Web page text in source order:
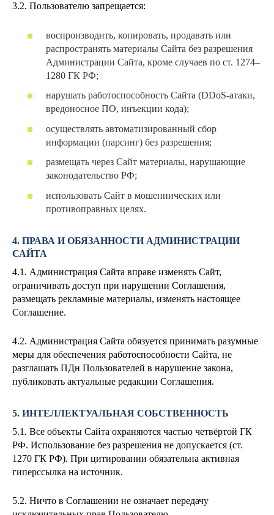
3.2. Пользователю запрещается:
воспроизводить, копировать, продавать или
распространять материалы Сайта без разрешения
Администрации Сайта, кроме случаев по ст. 1274–
1280 ГК РФ;
нарушать работоспособность Сайта (DDoS-атаки,
вредоносное ПО, инъекции кода);
осуществлять автоматизированный сбор
информации (парсинг) без разрешения;
размещать через Сайт материалы, нарушающие
законодательство РФ;
использовать Сайт в мошеннических или
противоправных целях.
4. ПРАВА И ОБЯЗАННОСТИ АДМИНИСТРАЦИИ
САЙТА
4.1. Администрация Сайта вправе изменять Сайт,
ограничивать доступ при нарушении Соглашения,
размещать рекламные материалы, изменять настоящее
Соглашение.
4.2. Администрация Сайта обязуется принимать разумные
меры для обеспечения работоспособности Сайта, не
разглашать ПДн Пользователей в нарушение закона,
публиковать актуальные редакции Соглашения.
5. ИНТЕЛЛЕКТУАЛЬНАЯ СОБСТВЕННОСТЬ
5.1. Все объекты Сайта охраняются частью четвёртой ГК
РФ. Использование без разрешения не допускается (ст.
1270 ГК РФ). При цитировании обязательна активная
гиперссылка на источник.
5.2. Ничто в Соглашении не означает передачу